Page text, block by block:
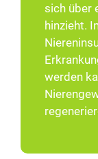
sich über
hinzieht.
werden